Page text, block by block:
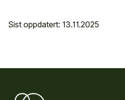
Sist oppdatert: 13.11.2025